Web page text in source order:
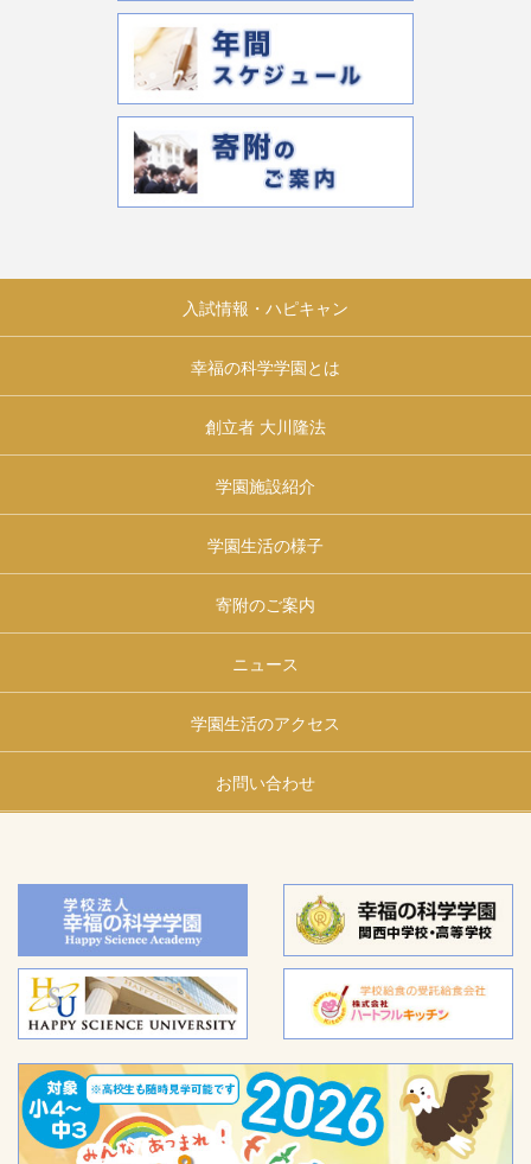
入試情報・ハピキャン
幸福の科学学園とは
創立者 大川隆法
学園施設紹介
学園生活の様子
寄附のご案内
ニュース
学園生活のアクセス
お問い合わせ